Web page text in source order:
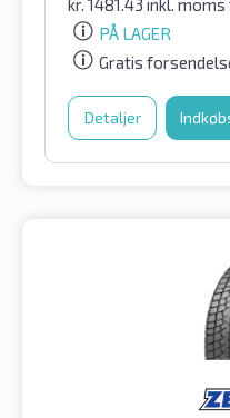
kr. 1481.43 inkl. moms
PÅ LAGER
Gratis
Detaljer